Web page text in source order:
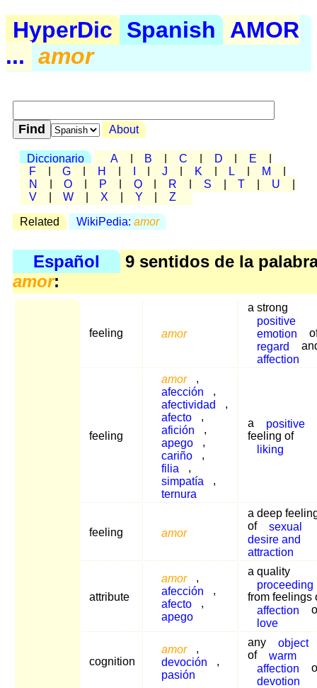
HyperDic Spanish
AMOR
... amor
About
Diccionario A B C D E
F
G H J K L M
N
O P Q R S T U
V
W X Y Z
Related WikiPedia: amor
Español
9 sentidos de la
amor:
feeling amor
a strong
positive
emotion
regard
affection
feeling
amor
,
afección
,
afectividad
,
afecto
,
afición
,
apego
,
cariño
,
filia
,
simpatía
,
ternura
a
positive
feeling of
liking
feeling amor
a deep
of
sexual
desire and
attraction
attribute
amor
,
afección
,
afecto
,
apego
a quality
proceeding
from feelings
affection
love
cognition
amor
,
devoción
,
pasión
any
object
of
warm
affection
devotion